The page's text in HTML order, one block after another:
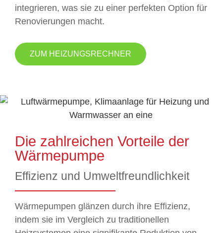
integrieren, was sie zu einer perfekten Option für
Renovierungen macht.
ZUM HEIZUNGSRECHNER
Die zahlreichen Vorteile der
Wärmepumpe
Effizienz und Umweltfreundlichkeit
Wärmepumpen glänzen durch ihre Effizienz,
indem sie im Vergleich zu traditionellen